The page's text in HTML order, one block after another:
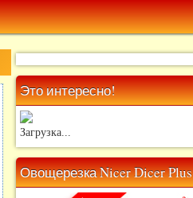
Это интересно!
Загрузка...
Овощерезка Nicer Dicer Plus